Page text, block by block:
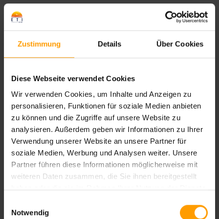
Zustimmung Details Über Cookies
Diese Webseite verwendet Cookies
Wir verwenden Cookies, um Inhalte und Anzeigen zu
personalisieren, Funktionen für soziale Medien anbieten
zu können und die Zugriffe auf unsere Website zu
analysieren. Außerdem geben wir Informationen zu Ihrer
Verwendung unserer Website an unsere Partner für
soziale Medien, Werbung und Analysen weiter. Unsere
Partner führen diese Informationen möglicherweise mit
weiteren Daten zusammen, die Sie ihnen bereitgestellt
haben oder die sie im Rahmen Ihrer Nutzung der Dienste
Notwendig
Halbpension
Frühstück und Abendessen in Buffetform.
Hinweise
Bewertungen